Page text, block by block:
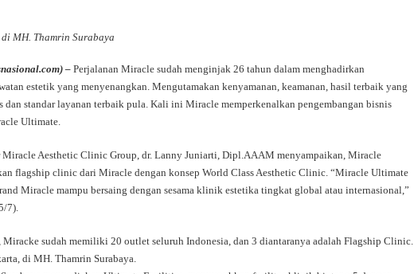
MH. Thamrin Surabaya
– Perjalanan Miracle sudah menginjak 26 tahun dalam menghadirkan
estetik yang menyenangkan. Mengutamakan kenyamanan, keamanan, hasil terbaik yang
standar layanan terbaik pula. Kali ini Miracle memperkenalkan pengembangan bisnis
Ultimate.
Miracle Aesthetic Clinic Group, dr. Lanny Juniarti, Dipl.AAAM menyampaikan, Miracle
flagship clinic dari Miracle dengan konsep World Class Aesthetic Clinic. “Miracle Ultimate
Miracle mampu bersaing dengan sesama klinik estetika tingkat global atau internasional,”
7).
Miracke sudah memiliki 20 outlet seluruh Indonesia, dan 3 diantaranya adalah Flagship Clinic.
di MH. Thamrin Surabaya.